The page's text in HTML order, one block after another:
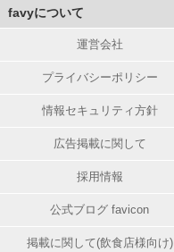
favyについて
運営会社
プライバシーポリシー
情報セキュリティ方針
広告掲載に関して
採用情報
公式ブログ favicon
掲載に関して(飲食店様向け)